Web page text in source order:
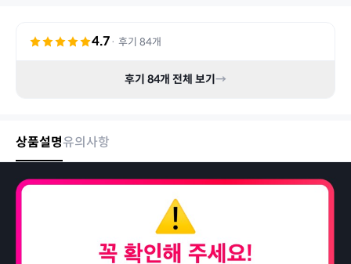
4.7· 후기 84개
후기 84개 전체 보기→
상품설명유의사항